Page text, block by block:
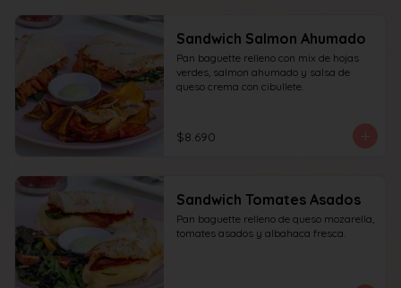
Sandwich Salmon Ahumado
Pan baguette relleno con mix de hojas
verdes, salmon ahumado y salsa de
queso crema con cibullete.
$8.690
Sandwich Tomates Asados
Pan baguette relleno de queso mozarella,
tomates asados y albahaca fresca.